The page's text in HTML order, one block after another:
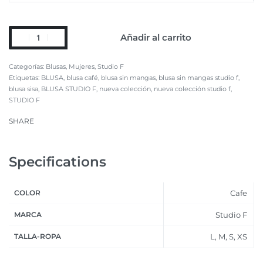
Añadir al carrito
Categorías: Blusas, Mujeres, Studio F
Etiquetas: BLUSA, blusa café, blusa sin mangas, blusa sin mangas studio f,
blusa sisa, BLUSA STUDIO F, nueva colección, nueva colección studio f,
STUDIO F
SHARE
Specifications
COLOR Cafe
MARCA Studio F
TALLA-ROPA L, M, S, XS